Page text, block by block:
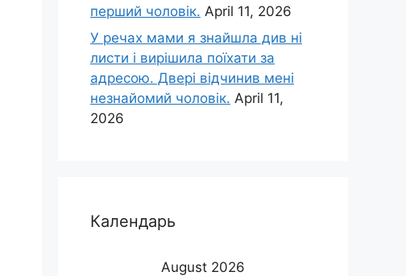
перший чоловік. April 11, 2026
У речах мами я знайшла див ні
листи і вирішила поїхати за
адресою. Двері відчинив мені
незнайомий чоловік. April 11,
2026
Календарь
August 2026